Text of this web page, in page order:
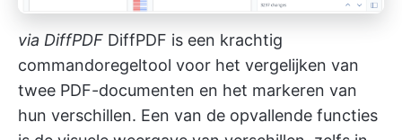
via DiffPDF DiffPDF is een krachtig
commandoregeltool voor het vergelijken van
twee PDF-documenten en het markeren van
hun verschillen. Een van de opvallende functies